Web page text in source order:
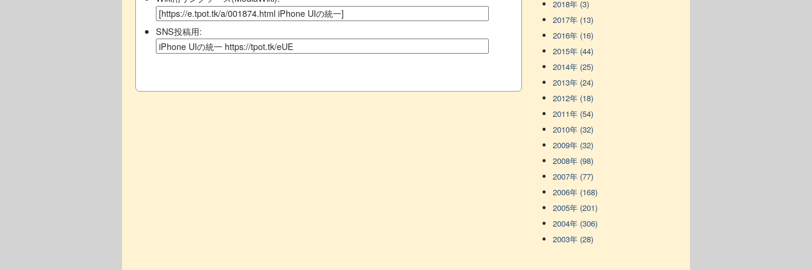
SNS投稿用:
2018年 (3)
2017年 (13)
2016年 (16)
2015年 (44)
2014年 (25)
2013年 (24)
2012年 (18)
2011年 (54)
2010年 (32)
2009年 (32)
2008年 (98)
2007年 (77)
2006年 (168)
2005年 (201)
2004年 (306)
2003年 (28)